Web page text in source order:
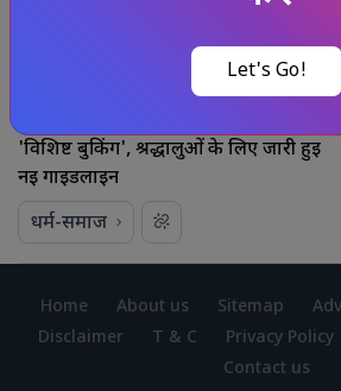
Let's Go!
अयोध्या राम मंदिर दर्शन नियमों में बड़ा
'विशिष्ट बुकिंग', श्रद्धालुओं के लिए जारी हुई
नई गाइडलाइन
धर्म-समाज
Home About us Sitemap
Disclaimer
T & C Privacy Policy
Contact us